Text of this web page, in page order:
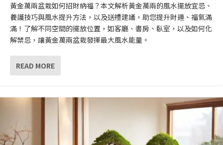
黃金萬兩盆栽如何招財納福？本文解析黃金萬兩的風水擺放宜忌、
養護技巧與風水提升方法，以及送禮建議，助您提升財運、福氣滿
滿！了解不同空間的擺放位置，如客廳、書房、臥室，以及如何化
解禁忌，讓黃金萬兩盆栽發揮最大風水能量。
READ MORE